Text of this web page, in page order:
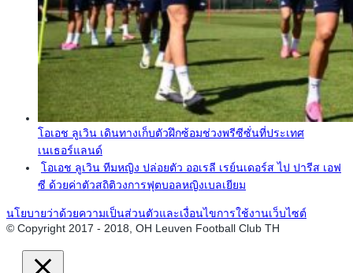
โอเอช ลูเวิน เดินทางเก็บตัวฝึกซ้อมช่วงพรีซีซั่นที่ประเทศ
เนเธอร์แลนด์
โอเอช ลูเวิน ทีมหญิง ปล่อยตัว ออเรลี เรย์นเดอร์ส ไป ปารีส เอฟ
ซี ด้วยค่าตัวสถิติวงการฟุตบอลหญิงเบลเยียม
นโยบายว่าด้วยความเป็นส่วนตัวและเงื่อนไขการใช้งานเว็บไซต์
© Copyright 2017 - 2018, OH Leuven Football Club TH